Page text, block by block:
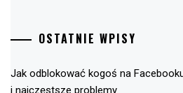
OSTATNIE WPISY
Jak odblokować kogoś na
i najczęstsze problemy